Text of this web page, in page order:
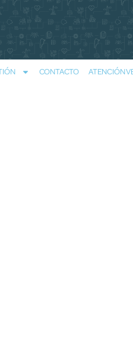
CONTACTO ATENCIÓN